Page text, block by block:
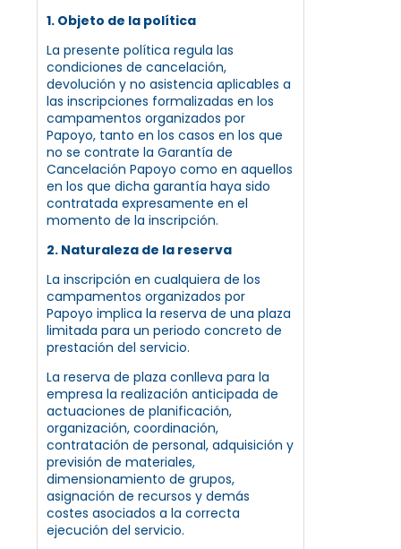
1. Objeto de la política
La presente política regula las
condiciones de cancelación,
devolución y no asistencia aplicables a
las inscripciones formalizadas en los
campamentos organizados por
Papoyo, tanto en los casos en los que
no se contrate la Garantía de
Cancelación Papoyo como en aquellos
en los que dicha garantía haya sido
contratada expresamente en el
momento de la inscripción.
2. Naturaleza de la reserva
La inscripción en cualquiera de los
campamentos organizados por
Papoyo implica la reserva de una plaza
limitada para un periodo concreto de
prestación del servicio.
La reserva de plaza conlleva para la
empresa la realización anticipada de
actuaciones de planificación,
organización, coordinación,
contratación de personal, adquisición y
previsión de materiales,
dimensionamiento de grupos,
asignación de recursos y demás
costes asociados a la correcta
ejecución del servicio.